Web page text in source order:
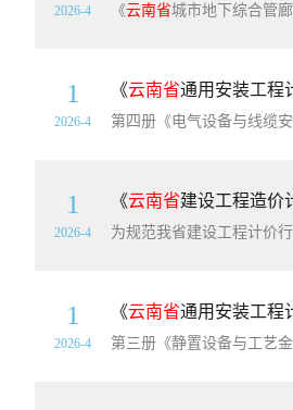
2026-4 《云南省城市地下综合管廊工程计价标准》(以下简称本标准)共两部分，第一部分建筑工程，第二部分安装工程。本标准以国家和有关部门发布的国家现行设计规范、施工验收规范、技
1
2026-4
《云南省通用安装工程计价标准第四册：电气设备与电缆安装工程》（DBJ53/T-63-
1
2026-4
《云南省建设工程造价计价规则及机械仪器仪表台班费用
1
2026-4
《云南省通用安装工程计价标准第三册：静置设备与工艺金属结构制作安装工程》（DBJ53/T-